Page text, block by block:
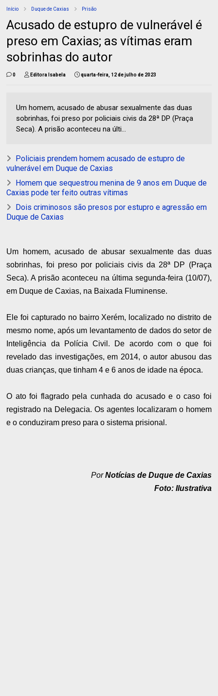
Início Duque de Caxias Prisão
Acusado de estupro de vulnerável é
preso em Caxias; as vítimas eram
sobrinhas do autor
0 Editora Isabela quarta-feira, 12 de julho de 2023
Um homem, acusado de abusar sexualmente das duas
sobrinhas, foi preso por policiais civis da 28ª DP (Praça
Seca). A prisão aconteceu na últi...
Policiais prendem homem acusado de estupro de
vulnerável em Duque de Caxias
Homem que sequestrou menina de 9 anos em Duque de
Caxias pode ter feito outras vítimas
Dois criminosos são presos por estupro e agressão em
Duque de Caxias
Um homem, acusado de abusar sexualmente das duas
sobrinhas, foi preso por policiais civis da 28ª DP (Praça
Seca). A prisão aconteceu na última segunda-feira (10/07),
em Duque de Caxias, na Baixada Fluminense.
Ele foi capturado no bairro Xerém, localizado no distrito de
mesmo nome, após um levantamento de dados do setor de
Inteligência da Polícia Civil. De acordo com o que foi
revelado das investigações, em 2014, o autor abusou das
duas crianças, que tinham 4 e 6 anos de idade na época.
O ato foi flagrado pela cunhada do acusado e o caso foi
registrado na Delegacia. Os agentes localizaram o homem
e o conduziram preso para o sistema prisional.
PorNotícias de Duque de Caxias
Foto: Ilustrativa